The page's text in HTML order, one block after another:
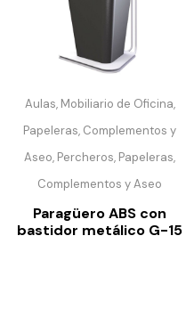
Aulas, Mobiliario de Oficina,
Papeleras, Complementos y
Aseo, Percheros, Papeleras,
Complementos y Aseo
Paragüero ABS con
bastidor metálico G-15